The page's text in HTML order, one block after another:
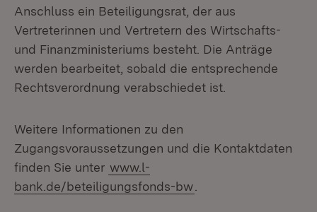
Anschluss ein Beteiligungsrat, der aus
Vertreterinnen und Vertretern des Wirtschafts-
und Finanzministeriums besteht. Die Anträge
werden bearbeitet, sobald die entsprechende
Rechtsverordnung verabschiedet ist.
Weitere Informationen zu den
Zugangsvoraussetzungen und die Kontaktdaten
finden Sie unter www.l-
bank.de/beteiligungsfonds-bw